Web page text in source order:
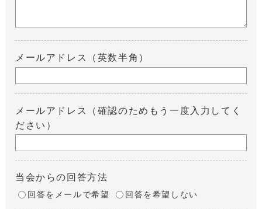
メールアドレス（英数半角）
メールアドレス（確認のためもう一度入力してく
ださい）
当会からの回答方法
回答をメールで希望 回答を希望しない